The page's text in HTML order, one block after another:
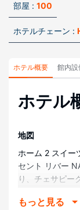
部屋 : 100
ホテルチェーン :
ホテル概要 館内設
ホテル
地図
ホーム 2 スイー
セント リバー
り、チェサピー
パタクセント リ
もっと見る